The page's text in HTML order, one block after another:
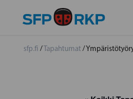
sfp.fi /Tapahtumat/